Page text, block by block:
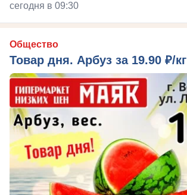
сегодня в 09:30
Общество
Товар дня. Арбуз за 19.90 ₽/кг